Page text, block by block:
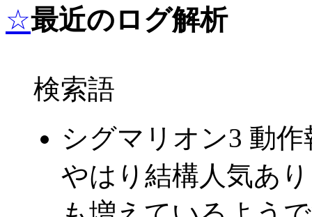
☆最近のログ解析
検索語
シグマリオン3 動作
やはり結構人気あ